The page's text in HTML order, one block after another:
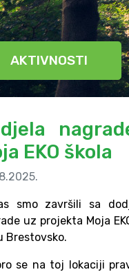
AKTIVNOSTI
EKO škola
smo završili sa
uz projekta Moja
Brestovsko.
se na toj lokaciji